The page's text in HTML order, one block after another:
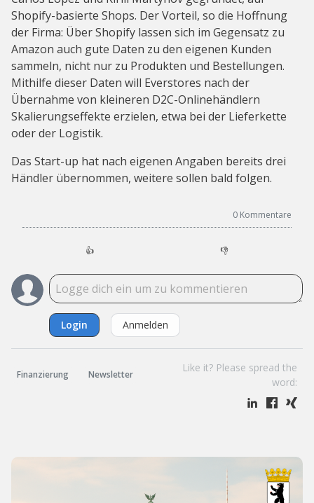
Shopify-basierte Shops. Der Vorteil, so die Hoffnung
der Firma: Über Shopify lassen sich im Gegensatz zu
Amazon auch gute Daten zu den eigenen Kunden
sammeln, nicht nur zu Produkten und Bestellungen.
Mithilfe dieser Daten will Everstores nach der
Übernahme von kleineren D2C-Onlinehändlern
Skalierungseffekte erzielen, etwa bei der Lieferkette
oder der Logistik.
Das Start-up hat nach eigenen Angaben bereits drei
Händler übernommen, weitere sollen bald folgen.
0 Kommentare
👍 👎
Login Anmelden
Finanzierung Newsletter
Like it? Please spread the
word: